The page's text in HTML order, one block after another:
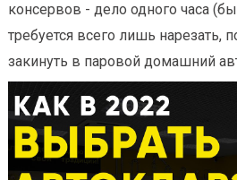
консервов - дело одного часа
требуется всего лишь нарезать,
закинуть в паровой домашний